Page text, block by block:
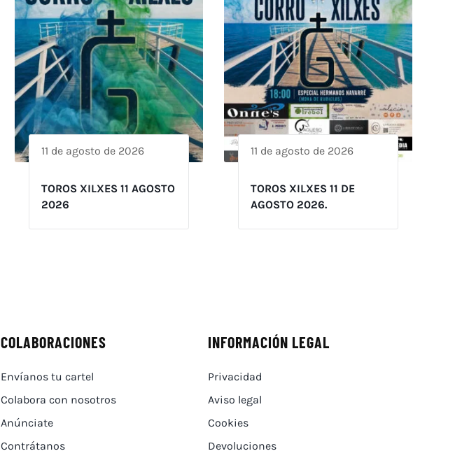
11 de agosto de 2026
TOROS XILXES 11 AGOSTO
2026
11 de agosto de 2026
TOROS XILXES 11 DE
AGOSTO 2026.
COLABORACIONES
Envíanos tu cartel
Colabora con nosotros
Anúnciate
Contrátanos
INFORMACIÓN LEGAL
Privacidad
Aviso legal
Cookies
Devoluciones